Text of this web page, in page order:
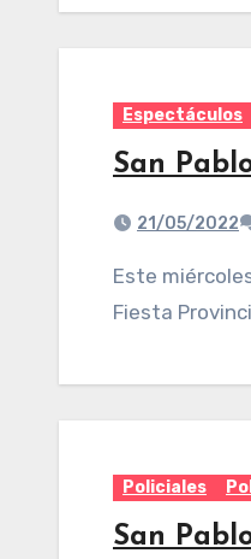
Espectáculos
San
21/05/2022
Este miércoles 25 de mayo en la comuna de San Pablo – Villa Nougues, se llevará la 26°
Fiesta
Policiales
San